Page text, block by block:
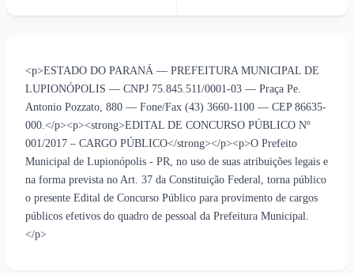
<p>ESTADO DO PARANÁ — PREFEITURA MUNICIPAL DE
LUPIONÓPOLIS — CNPJ 75.845.511/0001-03 — Praça Pe.
Antonio Pozzato, 880 — Fone/Fax (43) 3660-1100 — CEP 86635-
000.</p><p><strong>EDITAL DE CONCURSO PÚBLICO Nº
001/2017 – CARGO PÚBLICO</strong></p><p>O Prefeito
Municipal de Lupionópolis - PR, no uso de suas atribuições legais e
na forma prevista no Art. 37 da Constituição Federal, torna público
o presente Edital de Concurso Público para provimento de cargos
públicos efetivos do quadro de pessoal da Prefeitura Municipal.
</p>